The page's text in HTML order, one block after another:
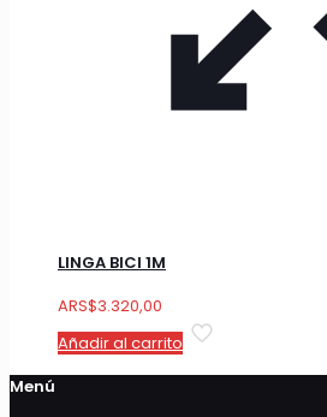
LINGA BICI 1M
ARS$3.320,00
Añadir al carrito
Menú